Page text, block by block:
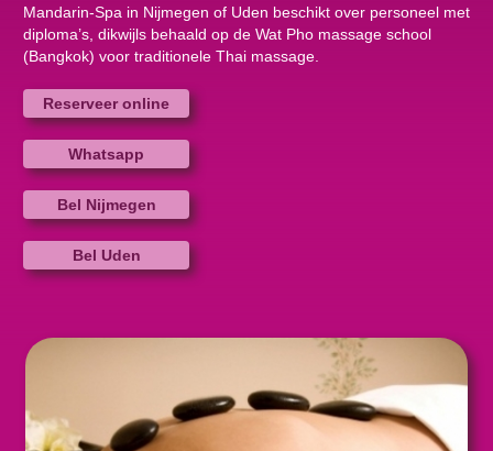
Mandarin-Spa in Nijmegen of Uden beschikt over personeel met
diploma’s, dikwijls behaald op de Wat Pho massage school
(Bangkok) voor traditionele Thai massage.
Reserveer online
Whatsapp
Bel Nijmegen
Bel Uden